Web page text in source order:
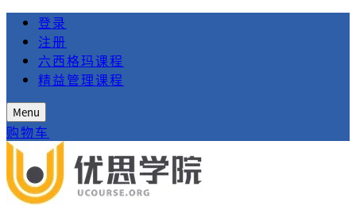
登录
注册
六西格玛课程
精益管理课程
Menu
购物车